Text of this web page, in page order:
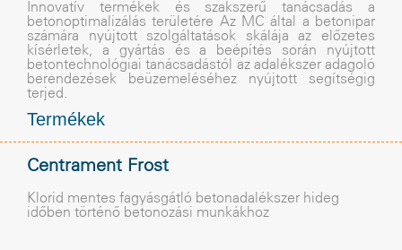
Innovatív termékek és szakszerû tanácsadás a
betonoptimalizálás területére Az MC által a betonipar
számára nyújtott szolgáltatások skálája az elõzetes
kísérletek, a gyártás és a beépítés során nyújtott
betontechnológiai tanácsadástól az adalékszer adagoló
berendezések beüzemeléséhez nyújtott segítségig
terjed.
Termékek
Centrament Frost
Klorid mentes fagyásgátló betonadalékszer hideg
idõben történõ betonozási munkákhoz